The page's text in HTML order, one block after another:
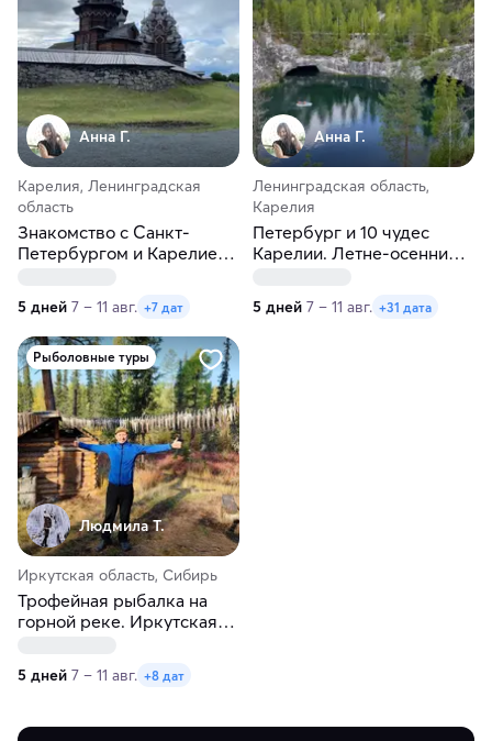
Анна Г.
Карелия, Ленинградская
область
Знакомство с Санкт-
Петербургом и Карелией.
5 дней 7 – 11 авг. +7 дат
Анна Г.
Ленинградская область,
Карелия
Петербург и 10 чудес
Карелии. Летне-осенний
5 дней 7 – 11 авг. +31 дата
Рыболовные туры
Людмила Т.
Иркутская область, Сибирь
Трофейная рыбалка на
горной реке. Иркутская
5 дней 7 – 11 авг. +8 дат